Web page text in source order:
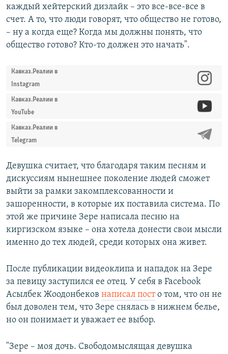
каждый хейтерский дизлайк – это все-все-все в
счет. А то, что люди говорят, что общество не готово,
– ну а когда еще? Когда мы должны понять, что
общество готово? Кто-то должен это начать".
Кавказ.Реалии в
Instagram
Кавказ.Реалии в
YouTube
Кавказ.Реалии в
Telegram
Девушка считает, что благодаря таким песням и
дискуссиям нынешнее поколение людей сможет
выйти за рамки закомплексованности и
зашоренности, в которые их поставила система. По
этой же причине Зере написала песню на
киргизском языке – она хотела донести свои мысли
именно до тех людей, среди которых она живет.
После публикации видеоклипа и нападок на Зере
за певицу заступился ее отец. У себя в Facebook
Асылбек Жоодонбеков написал посто том, что он не
был доволен тем, что Зере снялась в нижнем белье,
но он понимает и уважает ее выбор.
"Зере – моя дочь. Свободомыслящая девушка